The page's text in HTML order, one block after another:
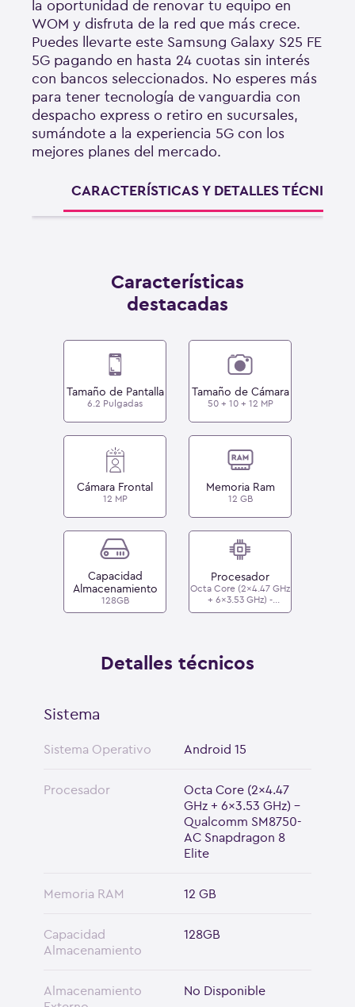
la oportunidad de renovar tu equipo en
WOM y disfruta de la red que más crece.
Puedes llevarte este Samsung Galaxy S25 FE
5G pagando en hasta 24 cuotas sin interés
con bancos seleccionados. No esperes más
para tener tecnología de vanguardia con
despacho express o retiro en sucursales,
sumándote a la experiencia 5G con los
mejores planes del mercado.
CARACTERÍSTICAS Y DETALLES TÉCNICOS
Características
destacadas
Tamaño de Pantalla
6.2 Pulgadas
Tamaño de Cámara
50 + 10 + 12 MP
Cámara Frontal
12 MP
Memoria Ram
12 GB
Capacidad
Almacenamiento
128GB
Procesador
Octa Core (2x4.47 GHz
+ 6x3.53 GHz) -
Qualcomm SM8750-AC
Detalles técnicos
Sistema
Sistema Operativo Android 15
Procesador
Octa Core (2x4.47
GHz + 6x3.53 GHz) -
Qualcomm SM8750-
AC Snapdragon 8
Elite
Memoria RAM 12 GB
Capacidad
Almacenamiento
128GB
Almacenamiento
No Disponible